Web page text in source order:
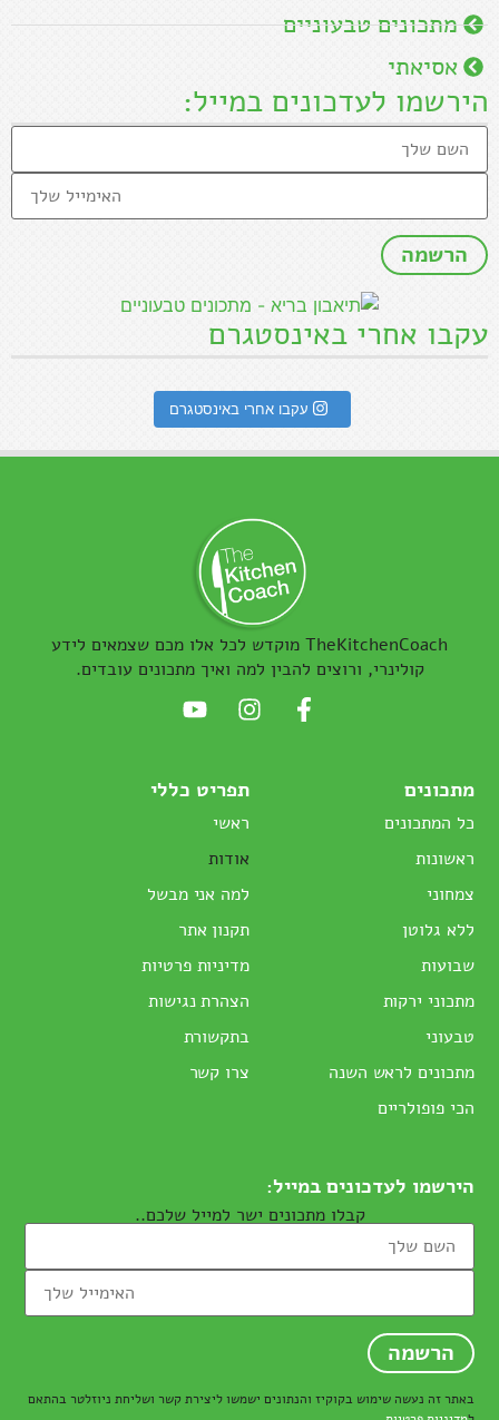
מתכונים טבעוניים
אסיאתי
הירשמו לעדכונים במייל:
עקבו אחרי באינסטגרם
עקבו אחרי באינסטגרם
TheKitchenCoach מוקדש לכל אלו מכם שצמאים לידע
קולינרי, ורוצים להבין למה ואיך מתכונים עובדים.
מתכונים
כל המתכונים
ראשונות
צמחוני
ללא גלוטן
שבועות
מתכוני ירקות
טבעוני
מתכונים לראש השנה
הכי פופולריים
תפריט כללי
ראשי
אודות
למה אני מבשל
תקנון אתר
מדיניות פרטיות
הצהרת נגישות
בתקשורת
צרו קשר
הירשמו לעדכונים במייל:
קבלו מתכונים ישר למייל שלכם..
באתר זה נעשה שימוש בקוקיז והנתונים ישמשו ליצירת קשר ושליחת ניוזלטר בהתאם